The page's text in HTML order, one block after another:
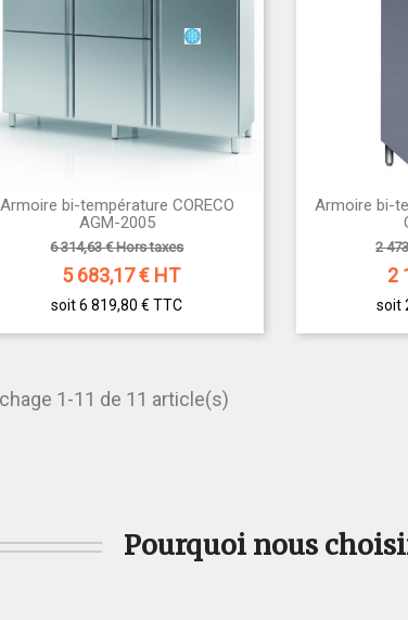
 Aperçu rapide
Armoire bi-température CORECO
AGM-2005
6 314,63 € Hors taxes
5 683,17€ HT
soit 6 819,80 €TTC

Armoire bi-
2
2
soit
1-11 de 11 article(s)
Pourquoi nous